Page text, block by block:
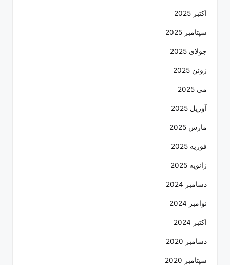
اکتبر 2025
سپتامبر 2025
جولای 2025
ژوئن 2025
می 2025
آوریل 2025
مارس 2025
فوریه 2025
ژانویه 2025
دسامبر 2024
نوامبر 2024
اکتبر 2024
دسامبر 2020
سپتامبر 2020